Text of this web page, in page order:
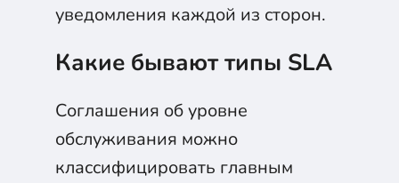
уведомления каждой из сторон.
Какие бывают типы SLA
Соглашения об уровне
обслуживания можно
классифицировать главным